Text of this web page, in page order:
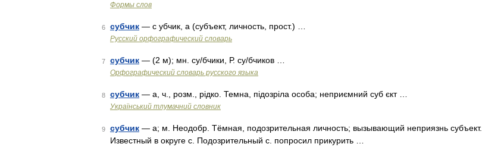
Формы слов
6 субчик — с убчик, а (субъект, личность, прост.) …
Русский орфографический словарь
7 субчик — (2 м); мн. су/бчики, Р. су/бчиков …
Орфографический словарь русского языка
8 субчик — а, ч., розм., рідко. Темна, підозріла особа; неприємний суб єкт …
Український тлумачний словник
9 субчик — а; м. Неодобр. Тёмная, подозрительная личность; вызывающий неприязнь субъект.
Известный в округе с. Подозрительный с. попросил прикурить …